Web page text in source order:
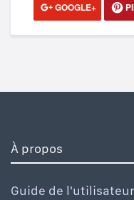
GOOGLE+
À propos
Guide de